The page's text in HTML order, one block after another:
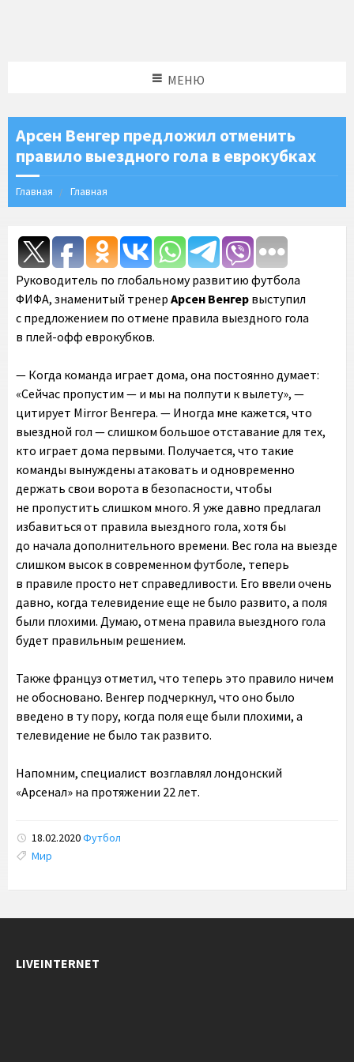
МЕНЮ
Арсен Венгер предложил отменить
правило выездного гола в еврокубках
Главная Главная
Руководитель по глобальному развитию футбола
ФИФА, знаменитый тренер Арсен Венгер выступил
с предложением по отмене правила выездного гола
в плей-офф еврокубков.
— Когда команда играет дома, она постоянно думает:
«Сейчас пропустим — и мы на полпути к вылету», —
цитирует Mirror Венгера. — Иногда мне кажется, что
выездной гол — слишком большое отставание для тех,
кто играет дома первыми. Получается, что такие
команды вынуждены атаковать и одновременно
держать свои ворота в безопасности, чтобы
не пропустить слишком много. Я уже давно предлагал
избавиться от правила выездного гола, хотя бы
до начала дополнительного времени. Вес гола на выезде
слишком высок в современном футболе, теперь
в правиле просто нет справедливости. Его ввели очень
давно, когда телевидение еще не было развито, а поля
были плохими. Думаю, отмена правила выездного гола
будет правильным решением.
Также француз отметил, что теперь это правило ничем
не обосновано. Венгер подчеркнул, что оно было
введено в ту пору, когда поля еще были плохими, а
телевидение не было так развито.
Напомним, специалист возглавлял лондонский
«Арсенал» на протяжении 22 лет.
18.02.2020Футбол
Tags:
Мир
LIVEINTERNET